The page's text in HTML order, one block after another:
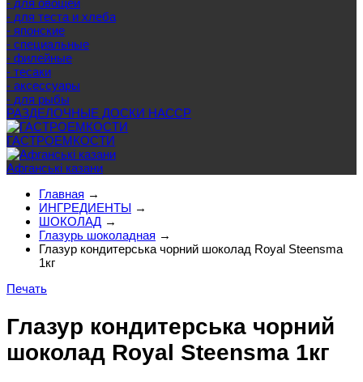
- для овощей
- для теста и хлеба
- японские
- специальные
- филейные
- тесаки
- аксессуары
- для рыбы
РАЗДЕЛОЧНЫЕ ДОСКИ HACCP
ГАСТРОЕМКОСТИ
Афганські казани
Главная →
ИНГРЕДИЕНТЫ →
ШОКОЛАД →
Глазурь шоколадная →
Глазур кондитерська чорний шоколад Royal Steensma
1кг
Печать
Глазур кондитерська чорний
шоколад Royal Steensma 1кг